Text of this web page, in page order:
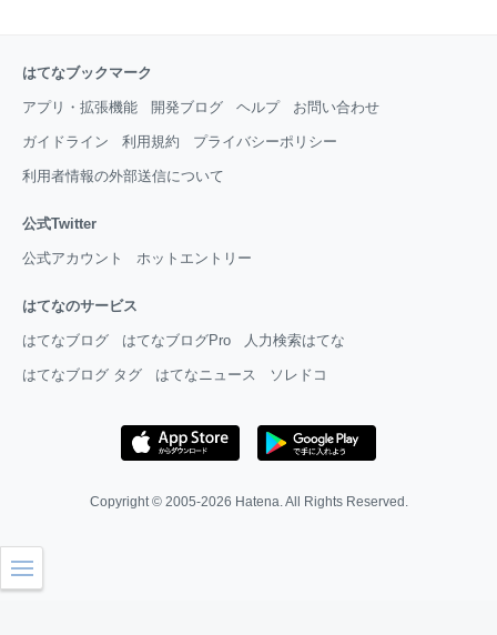
はてなブックマーク
アプリ・拡張機能 開発ブログ ヘルプ お問い合わせ
ガイドライン 利用規約 プライバシーポリシー
利用者情報の外部送信について
公式Twitter
公式アカウント ホットエントリー
はてなのサービス
はてなブログ はてなブログPro 人力検索はてな
はてなブログ タグ はてなニュース ソレドコ
Copyright © 2005-2026 Hatena. All Rights Reserved.